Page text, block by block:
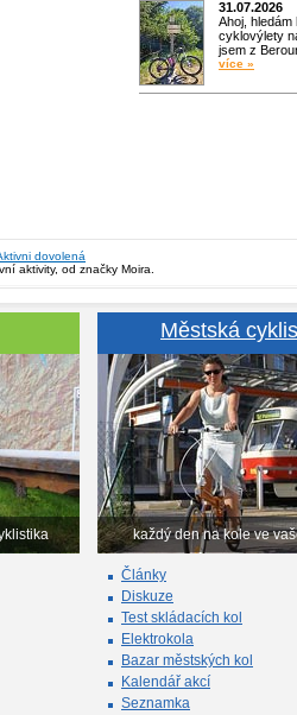
31.07.2026
Ahoj,
cyklovýlety
jsem z
více »
dovolená
aktivity, od značky Moira.
Městská
každý den na kole ve
Články
Diskuze
Test skládacích kol
Elektrokola
Bazar městských kol
Kalendář akcí
Seznamka